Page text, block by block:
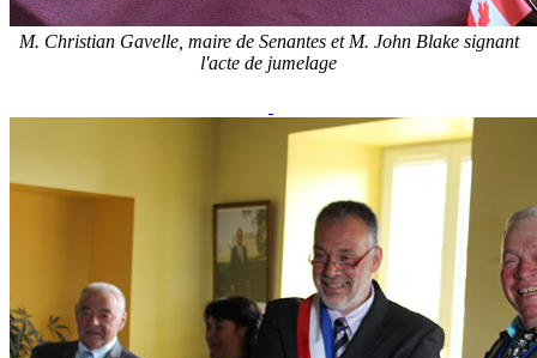
M. Christian Gavelle, maire de Senantes et M. John Blake signant
l'acte de jumelage